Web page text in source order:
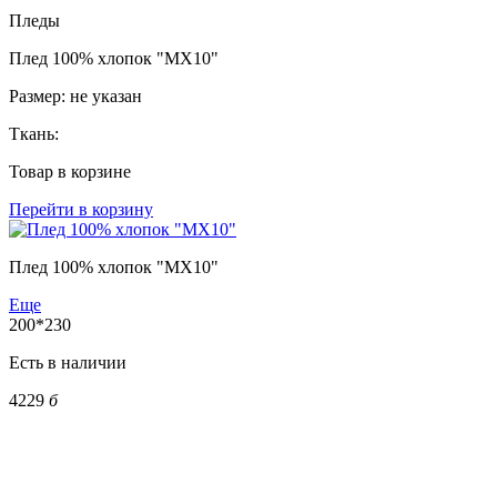
Пледы
Плед 100% хлопок "MX10"
Размер: не указан
Ткань:
Товар в корзине
Перейти в корзину
Плед 100% хлопок "MX10"
Еще
200*230
Есть в наличии
4229 б